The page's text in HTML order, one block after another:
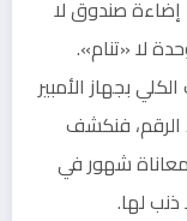
إضاءة صندوق لا
لا «تنام».
بجهاز الأمبير
الرقم، فنكشف
معاناة شهور في
لها.